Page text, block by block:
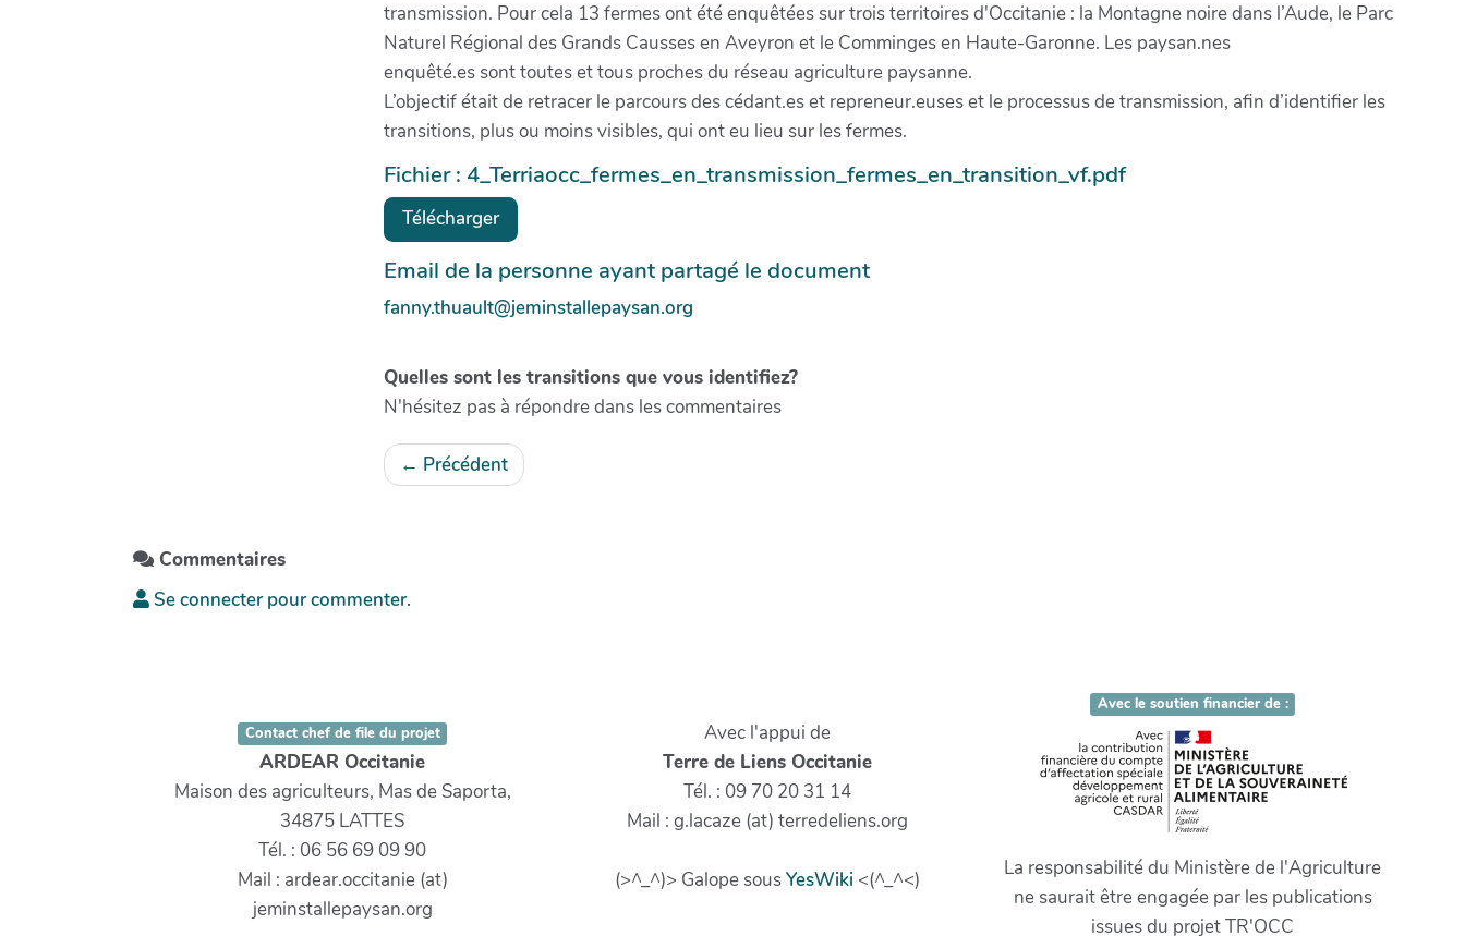
transmission. Pour cela 13 fermes ont été enquêtées sur trois territoires d'Occitanie : la Montagne noire dans l’Aude, le Parc
Naturel Régional des Grands Causses en Aveyron et le Comminges en Haute-Garonne. Les paysan.nes
enquêté.es sont toutes et tous proches du réseau agriculture paysanne.
L’objectif était de retracer le parcours des cédant.es et repreneur.euses et le processus de transmission, afin d’identifier les
transitions, plus ou moins visibles, qui ont eu lieu sur les fermes.
Fichier : 4_Terriaocc_fermes_en_transmission_fermes_en_transition_vf.pdf
Télécharger
Email de la personne ayant partagé le document
fanny.thuault@jeminstallepaysan.org
Quelles sont les transitions que vous identifiez?
N'hésitez pas à répondre dans les commentaires
← Précédent
Commentaires
Se connecter pour commenter.
Contact chef de file du projet
ARDEAR Occitanie
Maison des agriculteurs, Mas de Saporta,
34875 LATTES
Tél. : 06 56 69 09 90
Mail : ardear.occitanie (at)
jeminstallepaysan.org
Avec l'appui de
Terre de Liens Occitanie
Tél. : 09 70 20 31 14
Mail : g.lacaze (at) terredeliens.org
(>^_^)> Galope sousYesWiki <(^_^<)
Avec le soutien financier de :
La responsabilité du Ministère de l'Agriculture
ne saurait être engagée par les publications
issues du projet TR'OCC